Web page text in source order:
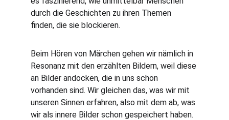
durch die Geschichten zu ihren Themen
finden, die sie blockieren.
Beim Hören von Märchen gehen wir nämlich in
Resonanz mit den erzählten Bildern, weil diese
an Bilder andocken, die in uns schon
vorhanden sind. Wir gleichen das, was wir mit
unseren Sinnen erfahren, also mit dem ab, was
wir als innere Bilder schon gespeichert haben.